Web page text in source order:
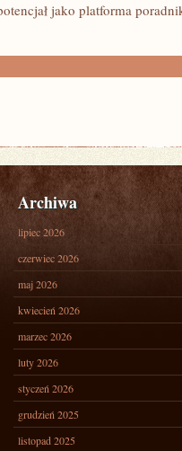
jako platforma
Archiwa
lipiec 2026
czerwiec 2026
maj 2026
kwiecień 2026
marzec 2026
luty 2026
styczeń 2026
grudzień 2025
listopad 2025